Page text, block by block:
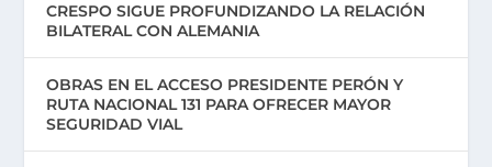
CRESPO SIGUE PROFUNDIZANDO LA RELACIÓN
BILATERAL CON ALEMANIA
OBRAS EN EL ACCESO PRESIDENTE PERÓN Y
RUTA NACIONAL 131 PARA OFRECER MAYOR
SEGURIDAD VIAL